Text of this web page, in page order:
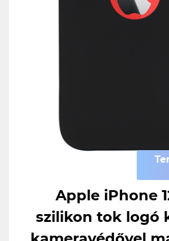
Apple iPhone
szilikon tok logó